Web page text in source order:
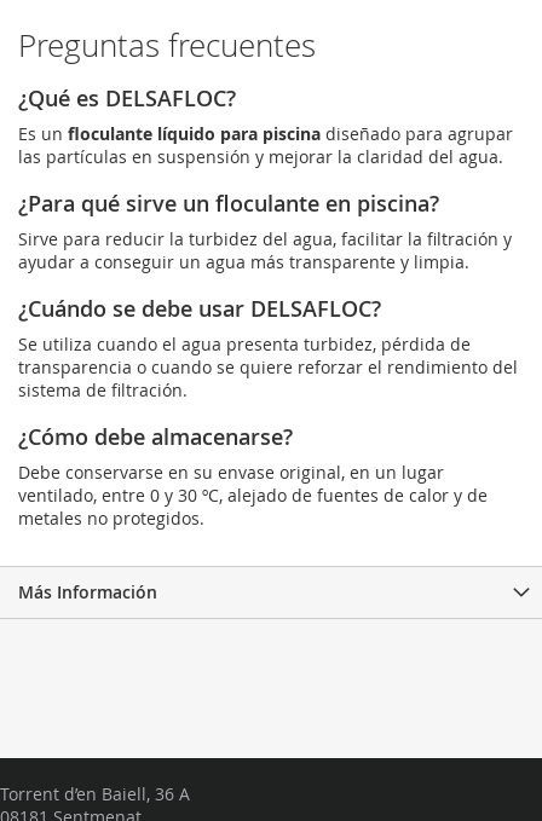
Preguntas frecuentes
¿Qué es DELSAFLOC?
Es un floculante líquido para piscina diseñado para agrupar
las partículas en suspensión y mejorar la claridad del agua.
¿Para qué sirve un floculante en piscina?
Sirve para reducir la turbidez del agua, facilitar la filtración y
ayudar a conseguir un agua más transparente y limpia.
¿Cuándo se debe usar DELSAFLOC?
Se utiliza cuando el agua presenta turbidez, pérdida de
transparencia o cuando se quiere reforzar el rendimiento del
sistema de filtración.
¿Cómo debe almacenarse?
Debe conservarse en su envase original, en un lugar
ventilado, entre 0 y 30 ºC, alejado de fuentes de calor y de
metales no protegidos.
Más Información
Torrent d’en Baiell, 36 A